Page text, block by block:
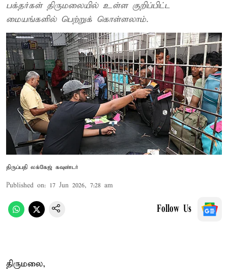
பக்தர்கள் திருமலையில் உள்ள குறிப்பிட்ட
மையங்களில் பெற்றுக் கொள்ளலாம்.
திருப்பதி லக்கேஜ் கவுண்டர்
Published on: 17 Jun 2026, 7:28 am
Follow Us
திருமலை,